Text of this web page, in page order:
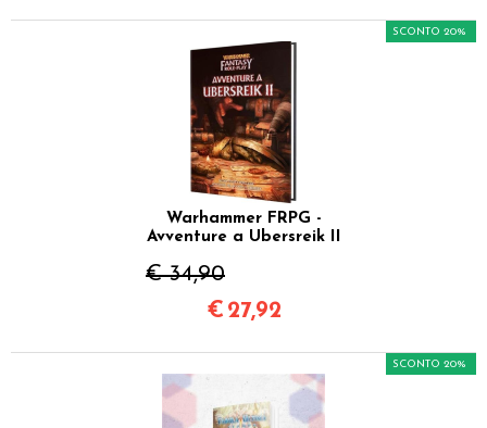
Warhammer FRPG -
Avventure a Ubersreik II
€ 34,90
SCONTO 20%
€ 27,92
SCONTO 20%